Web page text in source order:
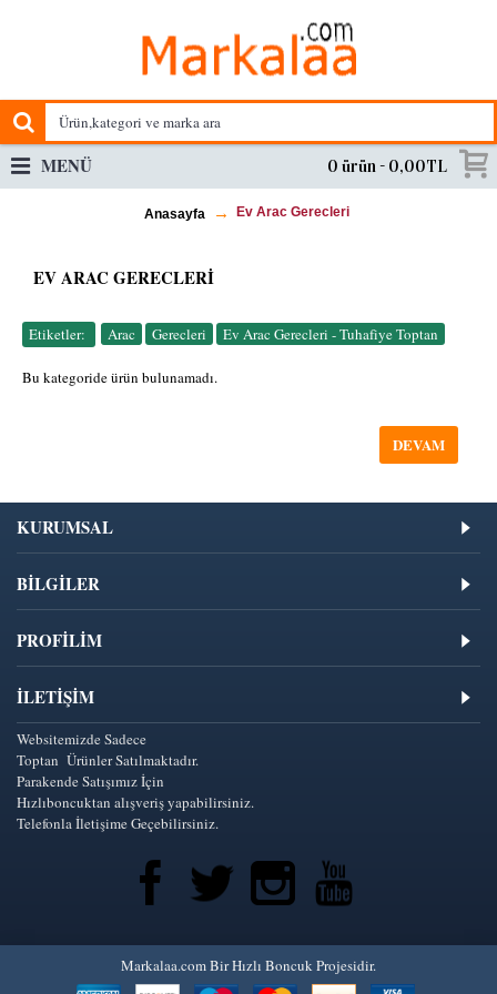
0 ürün - 0,00TL
MENÜ
Anasayfa Ev Arac Gerecleri
EV ARAC GERECLERI
Etiketler: Arac Gerecleri Ev Arac Gerecleri - Tuhafiye Toptan
Bu kategoride ürün bulunamadı.
DEVAM
KURUMSAL
BİLGİLER
PROFİLİM
İLETIŞIM
Websitemizde Sadece
Toptan Ürünler Satılmaktadır.
Parakende Satışımız İçin
Hızlıboncuktan alışveriş yapabilirsiniz.
Telefonla İletişime Geçebilirsiniz.
Markalaa.com Bir Hızlı Boncuk Projesidir.